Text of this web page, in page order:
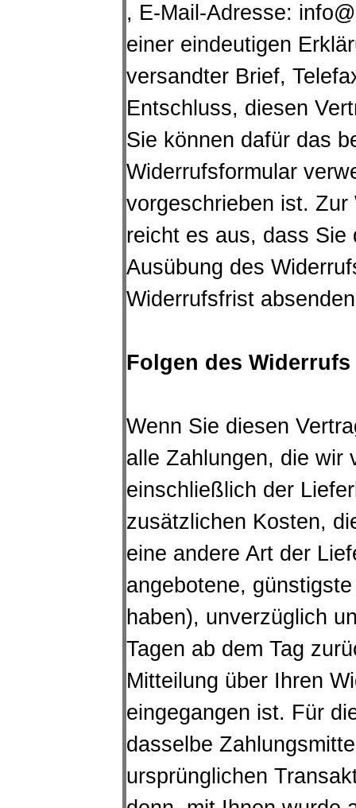
, E-Mail-Adresse:
einer eindeutigen
versandter Brief,
Entschluss, diesen
Sie können dafür das
Widerrufsformular
vorgeschrieben ist. Zur
reicht es aus, dass Sie
Ausübung des
Widerrufsfrist
Folgen des Widerrufs
Wenn Sie diesen
alle Zahlungen, die wir
einschließlich der
zusätzlichen Kosten,
eine andere Art der
angebotene,
haben), unverzüglich
Tagen ab dem Tag
Mitteilung über Ihren
eingegangen ist. Für
dasselbe
ursprünglichen